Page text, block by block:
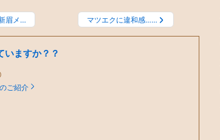
眉メ… マツエクに違和感……
いますか？？
ご紹介